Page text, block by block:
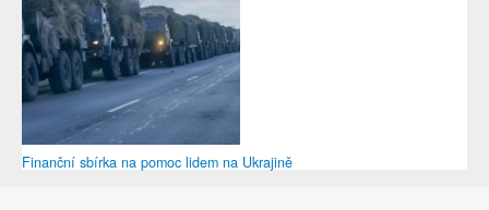
Finanční sbírka na pomoc lidem na Ukrajině